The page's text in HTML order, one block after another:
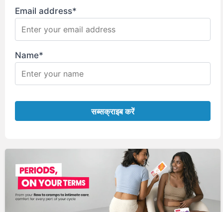
Email address*
Name*